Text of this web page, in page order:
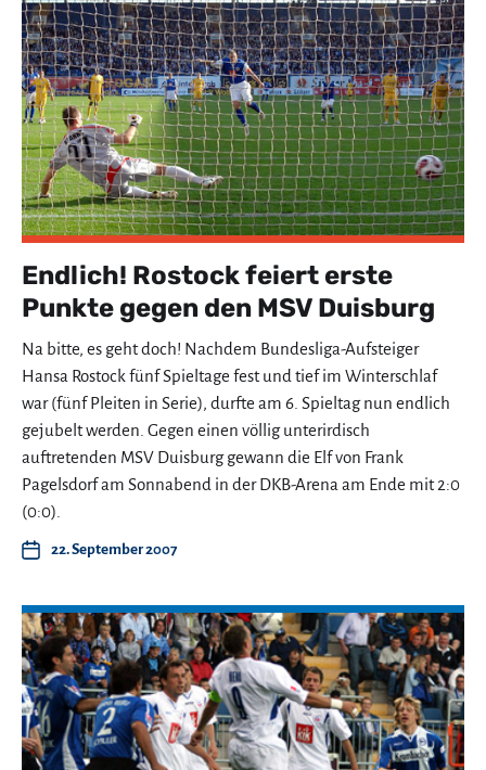
Endlich! Rostock feiert erste
Punkte gegen den MSV Duisburg
Na bitte, es geht doch! Nachdem Bundesliga-Aufsteiger
Hansa Rostock fünf Spieltage fest und tief im Winterschlaf
war (fünf Pleiten in Serie), durfte am 6. Spieltag nun endlich
gejubelt werden. Gegen einen völlig unterirdisch
auftretenden MSV Duisburg gewann die Elf von Frank
Pagelsdorf am Sonnabend in der DKB-Arena am Ende mit 2:0
(0:0).
22. September 2007